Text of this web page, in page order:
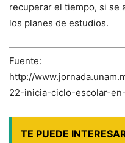
recuperar el tiempo, si se
los planes de estudios.
Fuente:
http://
22-inicia-ciclo-escolar-
TE PUEDE